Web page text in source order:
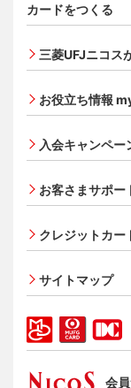
カードをつくる
三菱ＵＦＪカ
三菱ＵＦＪカ
オンライン入
追加できるカ
UnionPay（銀
ETCカード
エクスプレス
タッチ決済
三菱UFJニコス
お役立ち情報
入会キャンペー
お客さまサポー
クレジットカー
サイトマップ
特典・サービ
会